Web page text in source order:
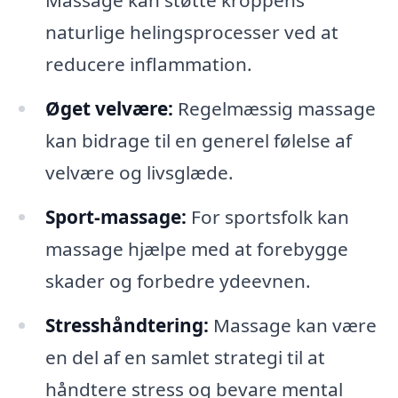
naturlige helingsprocesser ved at
reducere inflammation.
Øget velvære: Regelmæssig massage
kan bidrage til en generel følelse af
velvære og livsglæde.
Sport-massage: For sportsfolk kan
massage hjælpe med at forebygge
skader og forbedre ydeevnen.
Stresshåndtering: Massage kan være
en del af en samlet strategi til at
håndtere stress og bevare mental